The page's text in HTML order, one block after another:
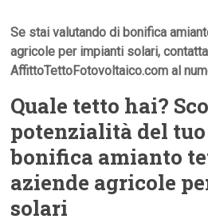
Se stai valutando di bonifica
agricole per impianti solari, contatta
AffittoTettoFotovoltaico.com al
Quale tetto hai?
potenzialità del
bonifica amianto
aziende agricole
solari